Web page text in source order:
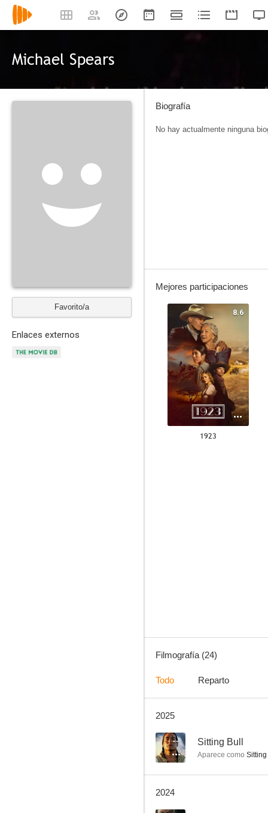
Michael Spears
Favorito/a
Enlaces externos
Biografía
No hay actualmente ninguna
Mejores participaciones
8.6
1923
5.0
Filmografía (24)
Todo Reparto
2025
-- Sitting Bull
Aparece como
2024